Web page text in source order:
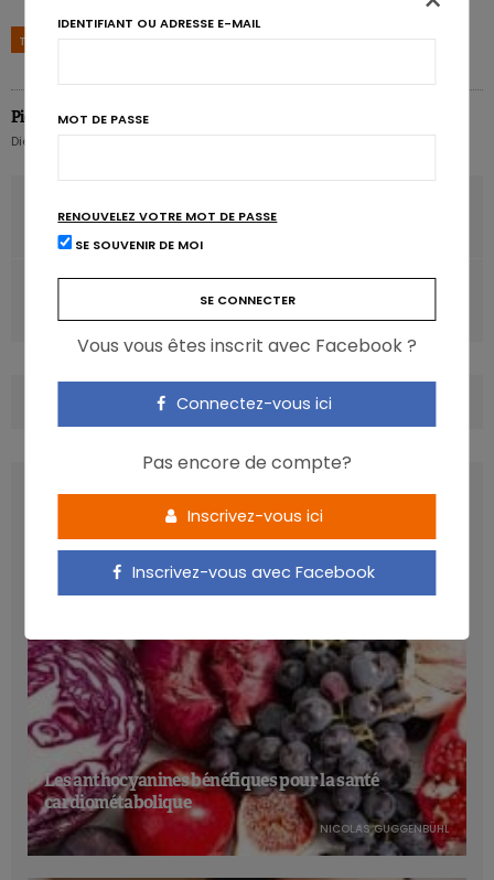
TAGS GRAISSE IMPLANT OBÉSITÉ POIDS
Pierre Pérochon
Diététicien nutritionniste hospitalier
Les femmes européennes manquent d’acide folique
ARTICLE SUIVANT
LATEST POSTS
Les anthocyanines bénéfiques pour la santé
cardiométabolique
NICOLAS GUGGENBÜHL
IDENTIFIANT OU ADRESSE E-MAIL
MOT DE PASSE
RENOUVELEZ VOTRE MOT DE PASSE
SE SOUVENIR DE MOI
Vous vous êtes inscrit avec Facebook ?
Connectez-vous ici
Pas encore de compte?
Inscrivez-vous ici
Inscrivez-vous avec Facebook